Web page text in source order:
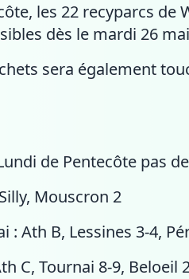
les 22 recyparcs
dès le mardi 26
sera également
de Pentecôte pas
Mouscron 2
: Ath B, Lessines 3-4,
C, Tournai 8-9, Beloeil